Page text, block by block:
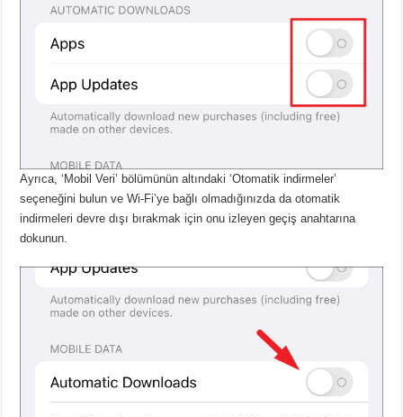
Ayrıca, ‘Mobil Veri’ bölümünün altındaki ‘Otomatik indirmeler’
seçeneğini bulun ve Wi-Fi’ye bağlı olmadığınızda da otomatik
indirmeleri devre dışı bırakmak için onu izleyen geçiş anahtarına
dokunun.